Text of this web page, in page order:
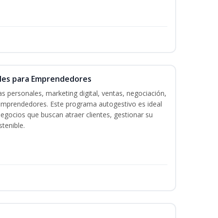
para Emprendedores
personales, marketing digital, ventas, negociación,
Este programa autogestivo es ideal
que buscan atraer clientes, gestionar su